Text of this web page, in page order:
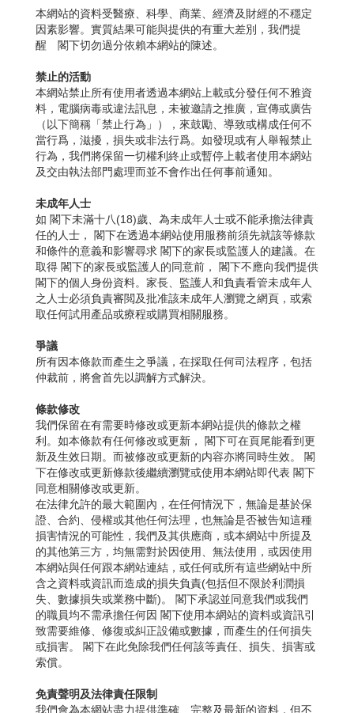
本網站的資料受醫療、科學、商業、經濟及財經的不穩定
因素影響。實質結果可能與提供的有重大差別，我們提
醒 閣下切勿過分依賴本網站的陳述。
禁止的活動
本網站禁止所有使用者透過本網站上載或分發任何不雅資
料，電腦病毒或違法訊息，未被邀請之推廣，宣傳或廣告
（以下簡稱「禁止行為」），來鼓勵、導致或構成任何不
當行爲，滋擾，損失或非法行爲。如發現或有人舉報禁止
行為，我們將保留一切權利終止或暫停上載者使用本網站
及交由執法部門處理而並不會作出任何事前通知。
未成年人士
如 閣下未滿十八(18)歲、為未成年人士或不能承擔法律責
任的人士， 閣下在透過本網站使用服務前須先就該等條款
和條件的意義和影響尋求 閣下的家長或監護人的建議。在
取得 閣下的家長或監護人的同意前， 閣下不應向我們提供
閣下的個人身份資料。家長、監護人和負責看管未成年人
之人士必須負責審閲及批准該未成年人瀏覽之網頁，或索
取任何試用產品或療程或購買相關服務。
爭議
所有因本條款而產生之爭議，在採取任何司法程序，包括
仲裁前，將會首先以調解方式解決。
條款修改
我們保留在有需要時修改或更新本網站提供的條款之權
利。如本條款有任何修改或更新， 閣下可在頁尾能看到更
新及生效日期。而被修改或更新的内容亦將同時生效。 閣
下在修改或更新條款後繼續瀏覽或使用本網站即代表 閣下
同意相關修改或更新。
在法律允許的最大範圍內，在任何情況下，無論是基於保
證、合約、侵權或其他任何法理，也無論是否被告知這種
損害情況的可能性，我們及其供應商，或本網站中所提及
的其他第三方，均無需對於因使用、無法使用，或因使用
本網站與任何跟本網站連結，或任何或所有這些網站中所
含之資料或資訊而造成的損失負責(包括但不限於利潤損
失、數據損失或業務中斷)。 閣下承認並同意我們或我們
的職員均不需承擔任何因 閣下使用本網站的資料或資訊引
致需要維修、修復或糾正設備或數據，而產生的任何損失
或損害。 閣下在此免除我們任何該等責任、損失、損害或
索償。
免責聲明及法律責任限制
我們會為本網站盡力提供準確、完整及最新的資料，但不